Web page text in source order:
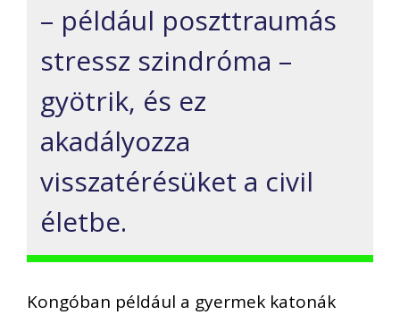
– például poszttraumás
stressz szindróma –
gyötrik, és ez
akadályozza
visszatérésüket a civil
életbe.
Kongóban például a gyermek katonák